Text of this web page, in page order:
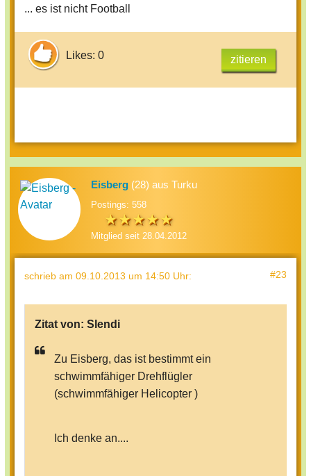
man denkt, nix mit Bodeneffekt o.ä. ;)
... es ist nicht Football
Likes: 0 zitieren
Eisberg (28) aus Turku
Postings: 558
Mitglied seit 28.04.2012
schrieb am 09.10.2013 um 14:50 Uhr: #23
Zitat von: Slendi
Zu Eisberg, das ist bestimmt ein
schwimmfähiger Drehflügler
(schwimmfähiger Helicopter )
Ich denke an....